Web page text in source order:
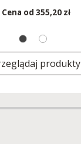
Cena od 355,20 zł
produkty